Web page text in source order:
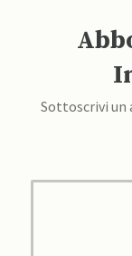
Sottoscrivi